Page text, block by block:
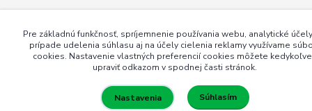
Pre základnú funkčnosť, spríjemnenie používania webu, analytické
prípade udelenia súhlasu aj na účely cielenia reklamy využívame
cookies. Nastavenie vlastných preferencií cookies môžete
upraviť odkazom v spodnej časti stránok.
Nastavenia Súhlasím